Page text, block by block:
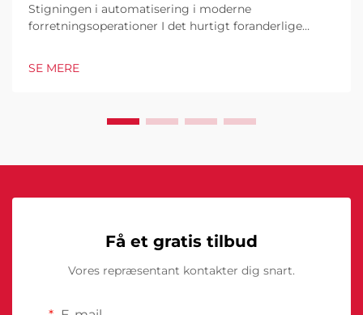
Stigningen i automatisering i moderne
forretningsoperationer I det hurtigt foranderlige
excellence. Disse sofistikerede maskiner
SE MERE
Få et gratis tilbud
Vores repræsentant kontakter dig snart.